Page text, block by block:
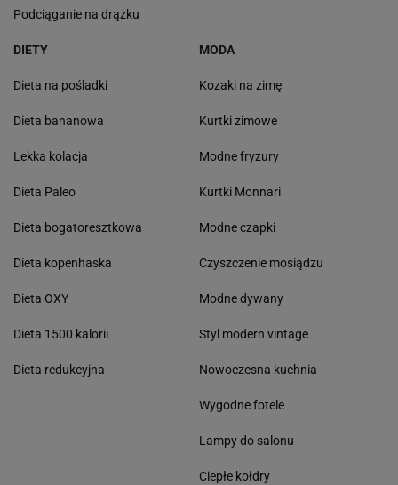
Podciąganie na drążku
DIETY
Dieta na pośladki
Dieta bananowa
Lekka kolacja
Dieta Paleo
Dieta bogatoresztkowa
Dieta kopenhaska
Dieta OXY
Dieta 1500 kalorii
Dieta redukcyjna
MODA
Kozaki na zimę
Kurtki zimowe
Modne fryzury
Kurtki Monnari
Modne czapki
Czyszczenie mosiądzu
Modne dywany
Styl modern vintage
Nowoczesna kuchnia
Wygodne fotele
Lampy do salonu
Ciepłe kołdry